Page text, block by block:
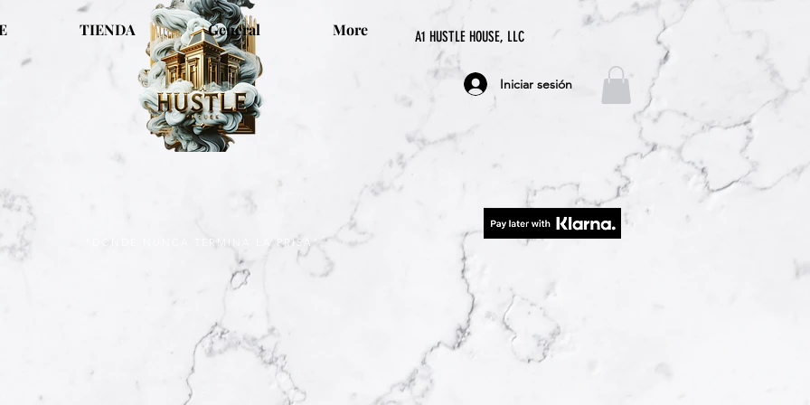
A1 HUSTLE HOUSE, LLC
TIENDA General More
Iniciar sesión
"DONDE NUNCA TERMINA LA PRISA"